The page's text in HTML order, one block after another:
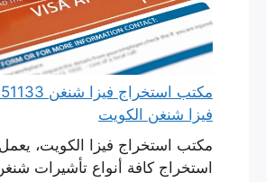
مكتب استخراج فيزا
فيزا شنغن الكويت
مكتب استخراج فيزا الكويت،
استخراج كافة أنواع تأشيرات